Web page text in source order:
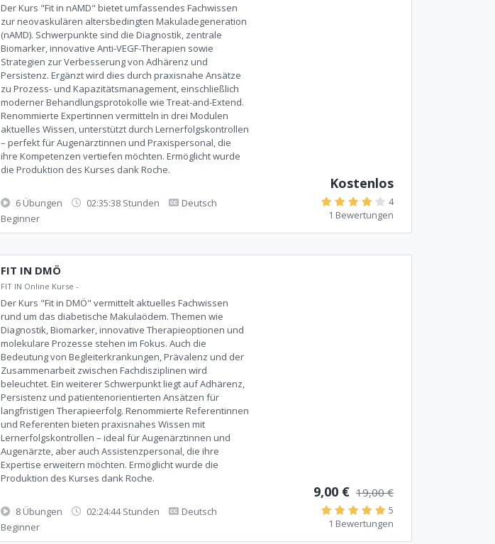
Der Kurs "Fit in nAMD" bietet umfassendes Fachwissen
zur neovaskulären altersbedingten Makuladegeneration
(nAMD). Schwerpunkte sind die Diagnostik, zentrale
Biomarker, innovative Anti-VEGF-Therapien sowie
Strategien zur Verbesserung von Adhärenz und
Persistenz. Ergänzt wird dies durch praxisnahe Ansätze
zu Prozess- und Kapazitätsmanagement, einschließlich
moderner Behandlungsprotokolle wie Treat-and-Extend.
Renommierte Expertinnen vermitteln in drei Modulen
aktuelles Wissen, unterstützt durch Lernerfolgskontrollen
– perfekt für Augenärztinnen und Praxispersonal, die
ihre Kompetenzen vertiefen möchten. Ermöglicht wurde
die Produktion des Kurses dank Roche.
6 Übungen 02:35:38 Stunden
Deutsch
Beginner
Kostenlos
4
1 Bewertungen
FIT IN DMÖ
FIT IN Online Kurse -
Der Kurs "Fit in DMÖ" vermittelt aktuelles Fachwissen
rund um das diabetische Makulaödem. Themen wie
Diagnostik, Biomarker, innovative Therapieoptionen und
molekulare Prozesse stehen im Fokus. Auch die
Bedeutung von Begleiterkrankungen, Prävalenz und der
Zusammenarbeit zwischen Fachdisziplinen wird
beleuchtet. Ein weiterer Schwerpunkt liegt auf Adhärenz,
Persistenz und patientenorientierten Ansätzen für
langfristigen Therapieerfolg. Renommierte Referentinnen
und Referenten bieten praxisnahes Wissen mit
Lernerfolgskontrollen – ideal für Augenärztinnen und
Augenärzte, aber auch Assistenzpersonal, die ihre
Expertise erweitern möchten. Ermöglicht wurde die
Produktion des Kurses dank Roche.
8 Übungen 02:24:44 Stunden
Deutsch
Beginner
9,00 € 19,00 €
5
1 Bewertungen